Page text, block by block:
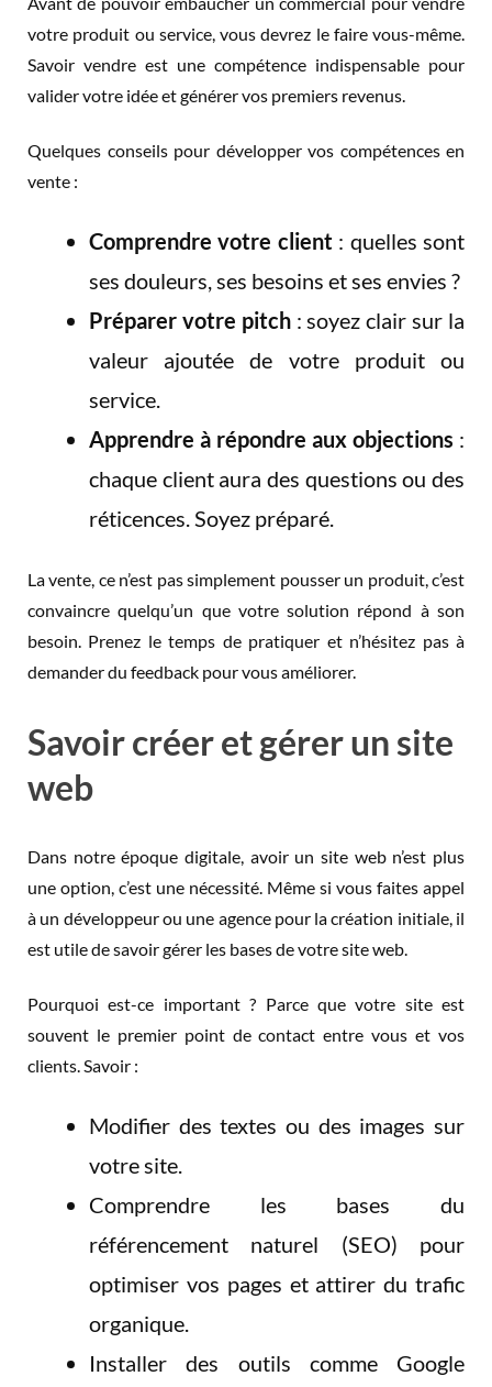
votre produit ou service, vous devrez le faire vous-même.
Savoir vendre est une compétence indispensable pour
valider votre idée et générer vos premiers revenus.
Quelques conseils pour développer vos compétences en
vente :
Comprendre votre client: quelles sont
ses douleurs, ses besoins et ses envies ?
Préparer votre pitch: soyez clair sur la
valeur ajoutée de votre produit ou
service.
Apprendre à répondre aux objections :
chaque client aura des questions ou des
réticences. Soyez préparé.
La vente, ce n’est pas simplement pousser un produit, c’est
convaincre quelqu’un que votre solution répond à son
besoin. Prenez le temps de pratiquer et n’hésitez pas à
demander du feedback pour vous améliorer.
Savoir créer et gérer un site
web
Dans notre époque digitale, avoir un site web n’est plus
une option, c’est une nécessité. Même si vous faites appel
à un développeur ou une agence pour la création initiale, il
est utile de savoir gérer les bases de votre site web.
Pourquoi est-ce important ? Parce que votre site est
souvent le premier point de contact entre vous et vos
clients. Savoir :
Modifier des textes ou des images sur
votre site.
Comprendre les bases du
référencement naturel (SEO) pour
optimiser vos pages et attirer du trafic
organique.
Installer des outils comme Google